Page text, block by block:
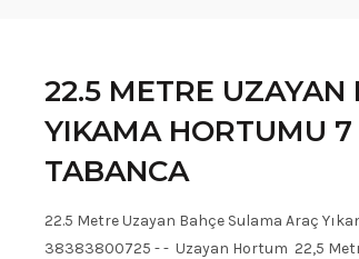
22.5 METRE
YIKAMA HORTUMU
TABANCA
22.5 Metre Uzayan Bahçe Sulama Araç
38383800725 - - Uzayan Hortum 22,5